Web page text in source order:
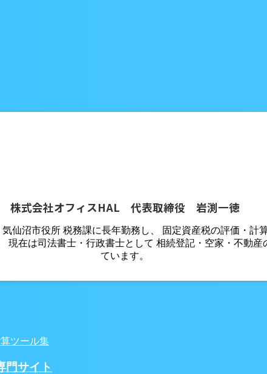
株式会社オフィスHAL 代表取締役 岩渕一徳
仙沼市役所 税務課に長年勤務し、 固定資産税の評価・計
現在は司法書士・行政書士として 相続登記・空家・不動
ています。
ツール集
門サイト